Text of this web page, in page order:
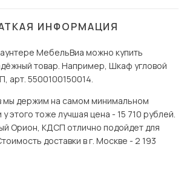
ИНФОРМАЦИЯ
МебельВиа можно купить
товар. Например, Шкаф угловой
арт. 5500100150014.
мы держим на самом минимальном
этого тоже лучшая цена - 15 710 рублей.
Орион, КДСП отлично подойдет для
доставки в г. Москве - 2 193